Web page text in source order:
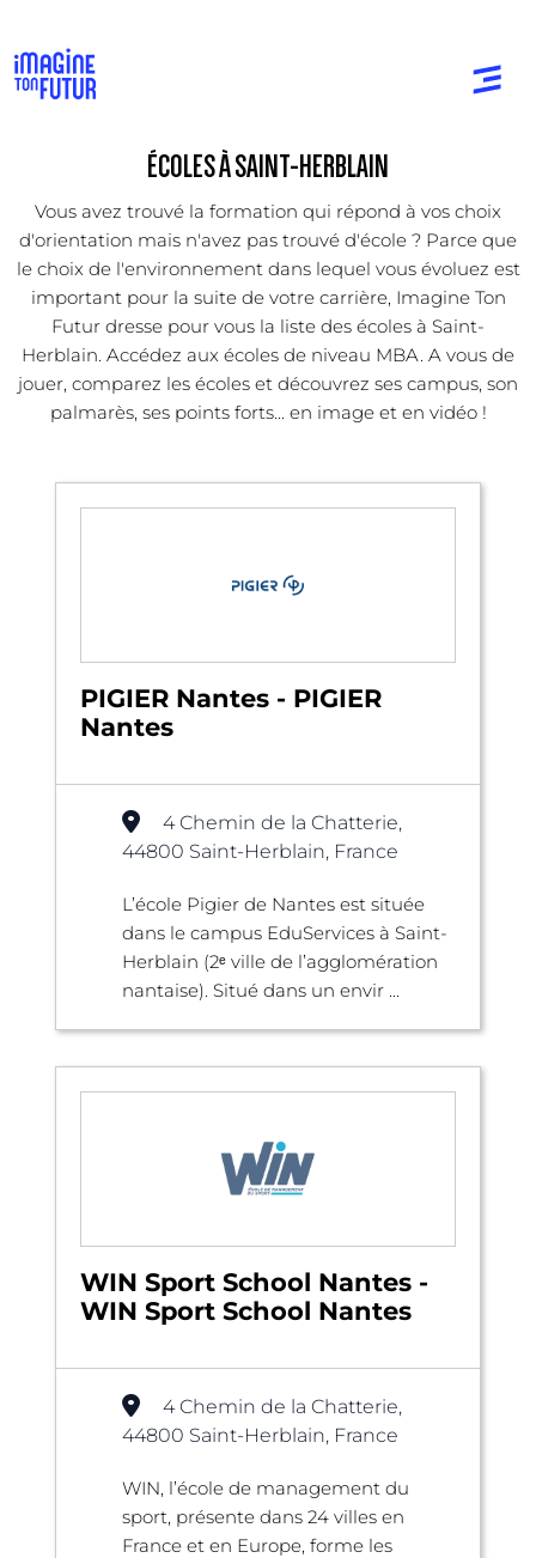
ÉCOLES À SAINT-HERBLAIN
Vous avez trouvé la formation qui répond à vos choix
d'orientation mais n'avez pas trouvé d'école ? Parce que
le choix de l'environnement dans lequel vous évoluez est
important pour la suite de votre carrière, Imagine Ton
Futur dresse pour vous la liste des écoles à Saint-
Herblain. Accédez aux écoles de niveau MBA. A vous de
jouer, comparez les écoles et découvrez ses campus, son
palmarès, ses points forts... en image et en vidéo !
PIGIER Nantes - PIGIER
Nantes
4 Chemin de la Chatterie,
44800 Saint-Herblain, France
L’école Pigier de Nantes est située
dans le campus EduServices à Saint-
Herblain (2ᵉ ville de l’agglomération
nantaise). Situé dans un envir ...
WIN Sport School Nantes -
WIN Sport School Nantes
4 Chemin de la Chatterie,
44800 Saint-Herblain, France
WIN, l’école de management du
sport, présente dans 24 villes en
France et en Europe, forme les